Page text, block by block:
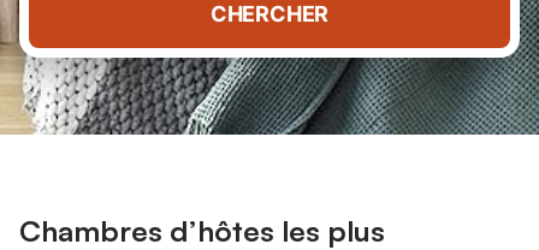
CHERCHER
Chambres d’hôtes les plus